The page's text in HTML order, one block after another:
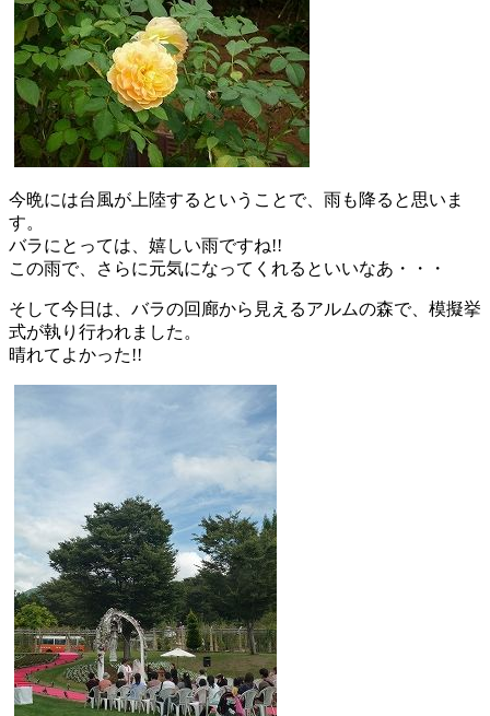
今晩には台風が上陸するということで、雨も降ると思いま
す。
バラにとっては、嬉しい雨ですね!!
この雨で、さらに元気になってくれるといいなあ・・・
そして今日は、バラの回廊から見えるアルムの森で、模擬挙
式が執り行われました。
晴れてよかった!!